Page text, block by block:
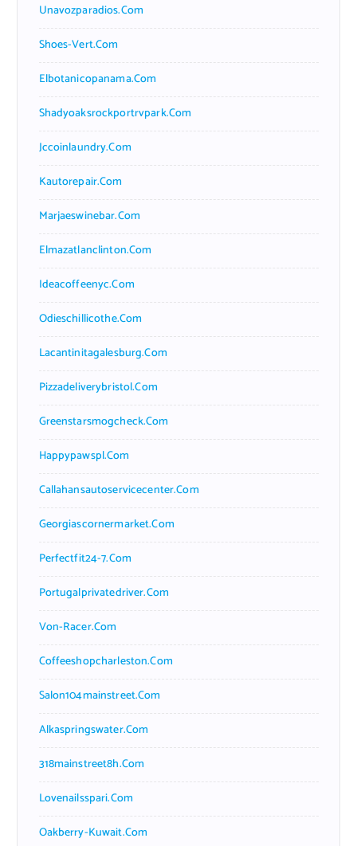
Unavozparadios.com
Shoes-Vert.com
Elbotanicopanama.com
Shadyoaksrockportrvpark.com
Jccoinlaundry.com
Kautorepair.com
Marjaeswinebar.com
Elmazatlanclinton.com
Ideacoffeenyc.com
Odieschillicothe.com
Lacantinitagalesburg.com
Pizzadeliverybristol.com
Greenstarsmogcheck.com
Happypawspl.com
Callahansautoservicecenter.com
Georgiascornermarket.com
Perfectfit24-7.com
Portugalprivatedriver.com
Von-Racer.com
Coffeeshopcharleston.com
Salon104mainstreet.com
Alkaspringswater.com
318mainstreet8h.com
Lovenailsspari.com
Oakberry-Kuwait.com